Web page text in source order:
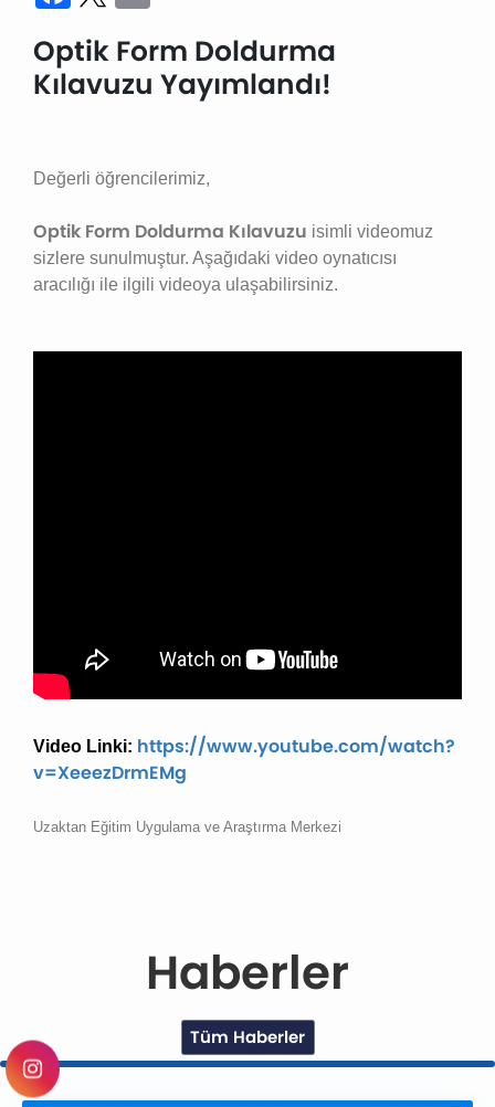
Optik Form Doldurma
Kılavuzu Yayımlandı!
Değerli öğrencilerimiz,
Optik Form Doldurma Kılavuzu isimli videomuz
sizlere sunulmuştur. Aşağıdaki video oynatıcısı
aracılığı ile ilgili videoya ulaşabilirsiniz.
Video Linki: https://www.youtube.com/watch?
v=XeeezDrmEMg
Uzaktan Eğitim Uygulama ve Araştırma Merkezi
Haberler
Tüm Haberler